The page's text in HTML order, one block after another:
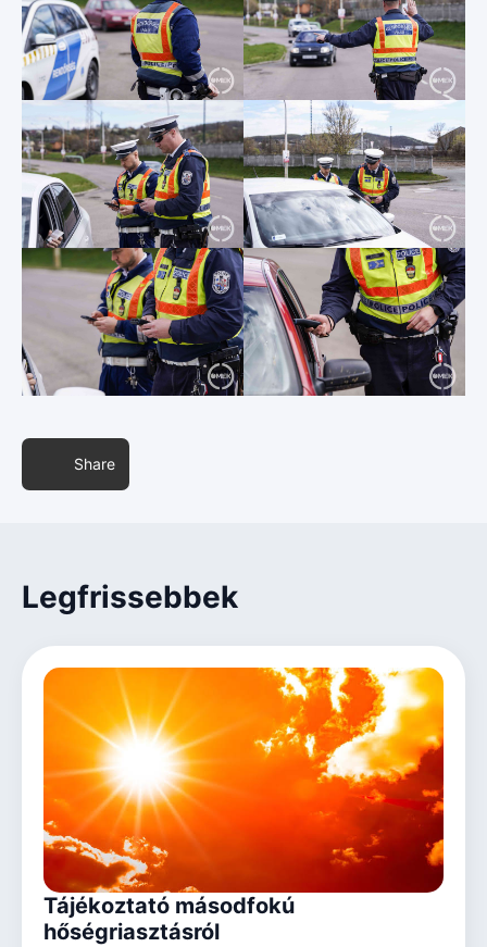
Share
Legfrissebbek
Tájékoztató másodfokú
hőségriasztásról